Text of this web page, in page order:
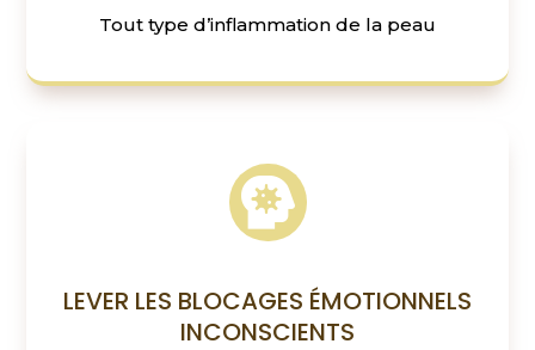
Tout type d’inflammation de la peau

LEVER LES BLOCAGES ÉMOTIONNELS
INCONSCIENTS